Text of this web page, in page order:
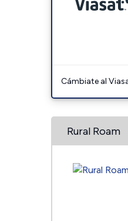
Cámbiate al
Rural Roam